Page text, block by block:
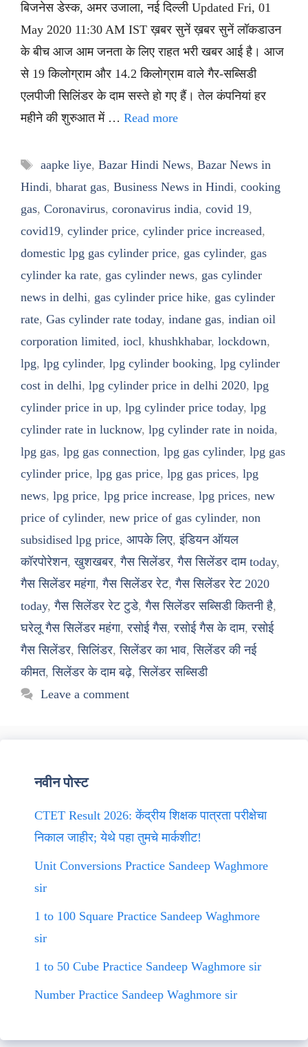
बिजनेस डेस्क, अमर उजाला, नई दिल्ली Updated Fri, 01
May 2020 11:30 AM IST ख़बर सुनें ख़बर सुनें लॉकडाउन
के बीच आज आम जनता के लिए राहत भरी खबर आई है। आज
से 19 किलोग्राम और 14.2 किलोग्राम वाले गैर-सब्सिडी
एलपीजी सिलिंडर के दाम सस्ते हो गए हैं। तेल कंपनियां हर
महीने की शुरुआत में … Read more
Tags
aapke liye, Bazar Hindi News, Bazar News in
Hindi, bharat gas, Business News in Hindi, cooking
gas, Coronavirus, coronavirus india, covid 19,
covid19, cylinder price, cylinder price increased,
domestic lpg gas cylinder price, gas cylinder, gas
cylinder ka rate, gas cylinder news, gas cylinder
news in delhi, gas cylinder price hike, gas cylinder
rate, Gas cylinder rate today, indane gas, indian oil
corporation limited, iocl, khushkhabar, lockdown,
lpg, lpg cylinder, lpg cylinder booking, lpg cylinder
cost in delhi, lpg cylinder price in delhi 2020, lpg
cylinder price in up, lpg cylinder price today, lpg
cylinder rate in lucknow, lpg cylinder rate in noida,
lpg gas, lpg gas connection, lpg gas cylinder, lpg gas
cylinder price, lpg gas price, lpg gas prices, lpg
news, lpg price, lpg price increase, lpg prices, new
price of cylinder, new price of gas cylinder, non
subsidised lpg price, आपके लिए,इंडियन ऑयल
कॉरपोरेशन,खुशखबर,गैस सिलेंडर,गैस सिलेंडर दाम today,
गैस सिलेंडर महंगा,गैस सिलेंडर रेट,गैस सिलेंडर रेट 2020
today,गैस सिलेंडर रेट टुडे,गैस सिलेंडर सब्सिडी कितनी है,
घरेलू गैस सिलेंडर महंगा,रसोई गैस,रसोई गैस के दाम,रसोई
गैस सिलेंडर,सिलिंडर,सिलेंडर का भाव,सिलेंडर की नई
कीमत,सिलेंडर के दाम बढ़े,सिलेंडर सब्सिडी
Leave a comment
नवीन पोस्ट
CTET Result 2026: केंद्रीय शिक्षक पात्रता परीक्षेचा
निकाल जाहीर; येथे पहा तुमचे मार्कशीट!
Unit Conversions Practice Sandeep Waghmore
sir
1 to 100 Square Practice Sandeep Waghmore
sir
1 to 50 Cube Practice Sandeep Waghmore sir
Number Practice Sandeep Waghmore sir